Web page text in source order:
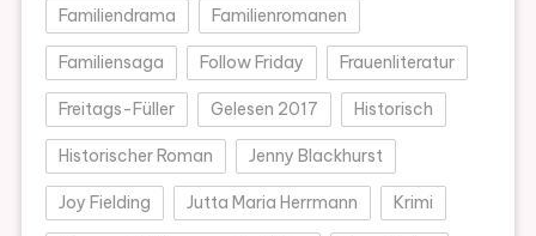
Familiendrama Familienromanen
Familiensaga Follow Friday Frauenliteratur
Freitags-Füller Gelesen 2017 Historisch
Historischer Roman Jenny Blackhurst
Joy Fielding Jutta Maria Herrmann Krimi